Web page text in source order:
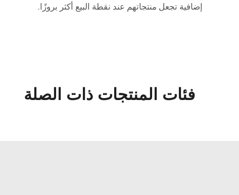
إضافية تجعل منتجاتهم عند نقطة البيع أكثر بروزًا.
فئات المنتجات ذات الصلة